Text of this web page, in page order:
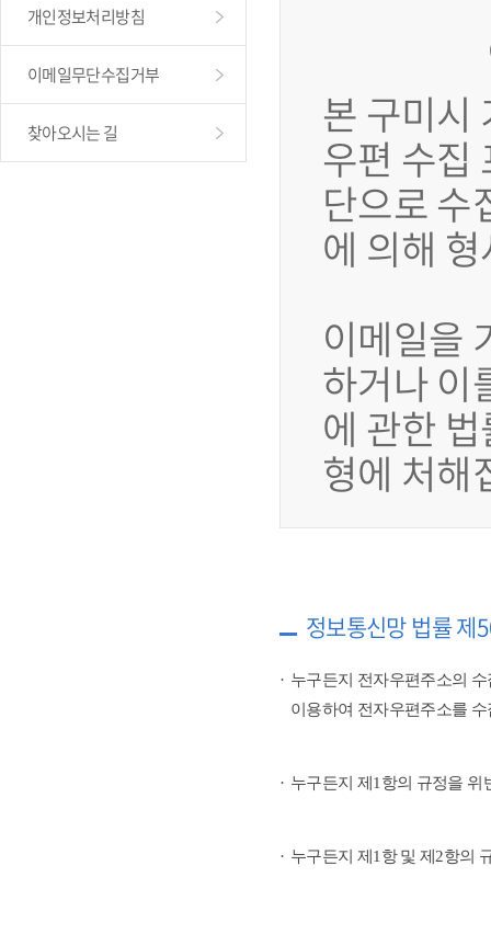
개인정보처리방침
이메일무단수집거부
찾아오시는 길 본 구미시
우편 수집
단으로 수
에 의해
이메일을
하거나 이
에 관한
형에 처해
정보통신망 법률 제
누구든지 전자우편주소의
이용하여 전자우편주소를
누구든지 제1항의 규정을 위
누구든지 제1항 및 제2항의